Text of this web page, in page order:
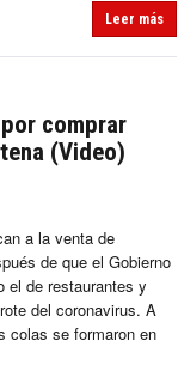
Leer más
comprar
(Video)
a la venta de
de que el Gobierno
el de restaurantes y
del coronavirus. A
colas se formaron en